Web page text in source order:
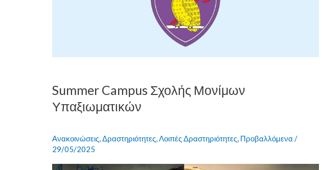
Summer Campus Σχολής Μονίμων
Υπαξιωματικών
Ανακοινώσεις,Δραστηριότητες,Λοιπές Δραστηριότητες, Προβαλλόμενα /
29/05/2025